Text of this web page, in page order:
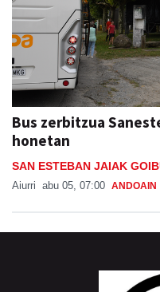
Bus zerbitzua
honetan
SAN ESTEBAN JAIAK
Aiurri abu 05, 07:00 ANDOAIN